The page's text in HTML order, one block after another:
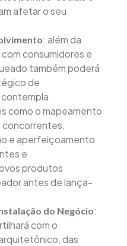
afetar o seu
: além da
consumidores e
também poderá
de
como o mapeamento
concorrentes,
e aperfeiçoamento
e
produtos
antes de lança-
do Negócio:
com o
das